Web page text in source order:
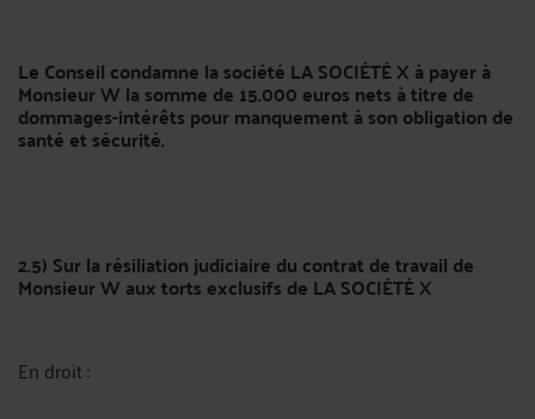
Le Conseil condamne la société LA SOCIÉTÉ X à payer à
Monsieur W la somme de 15.000 euros nets à titre de
dommages-intérêts pour manquement à son obligation de
santé et sécurité.
2.5) Sur la résiliation judiciaire du contrat de travail de
Monsieur W aux torts exclusifs de LA SOCIÉTÉ X
En droit :